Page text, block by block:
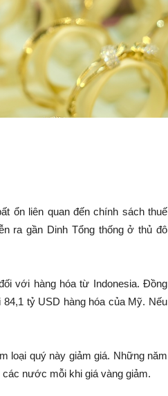
ổn liên quan đến chính sách thuế
ra gần Dinh Tổng thống ở thủ đô
với hàng hóa từ Indonesia. Đồng
tỷ USD hàng hóa của Mỹ. Nếu
loại quý này giảm giá. Những năm
nước mỗi khi giá vàng giảm.